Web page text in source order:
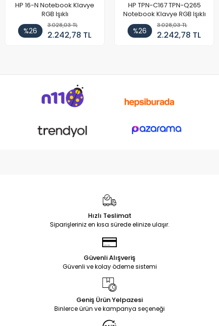
HP 16-N Notebook Klavye
RGB Işıklı
%26
3.028,03 TL
2.242,78 TL
HP TPN-C167 TPN-Q265
Notebook Klavye RGB Işıklı
%26
3.028,03 TL
2.242,78 TL
Hızlı Teslimat
Siparişleriniz en kısa sürede elinize ulaşır.
Güvenli Alışveriş
Güvenli ve kolay ödeme sistemi
Geniş Ürün Yelpazesi
Binlerce ürün ve kampanya seçeneği